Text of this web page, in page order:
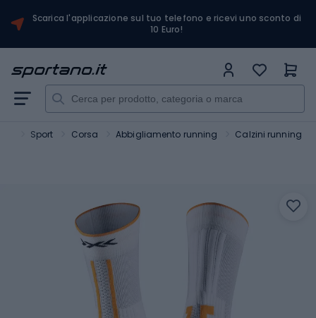
Scarica l'applicazione sul tuo telefono e ricevi uno sconto di
10 Euro!
Sport Corsa Abbigliamento running Calzini running